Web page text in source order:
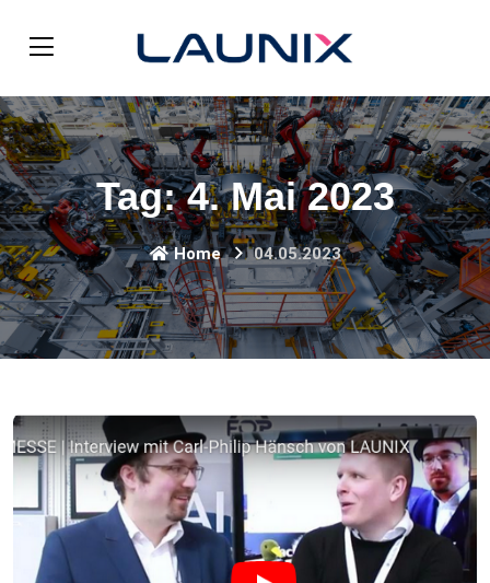
Tag:4. Mai 2023
Home 04.05.2023